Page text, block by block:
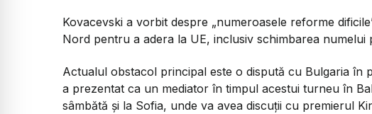
Kovacevski a vorbit despre „numeroasele reforme
Nord pentru a adera la UE, inclusiv schimbarea
Actualul obstacol principal este o dispută cu Bulgaria în
a prezentat ca un mediator în timpul acestui turneu în
sâmbătă şi la Sofia, unde va avea discuţii cu premierul